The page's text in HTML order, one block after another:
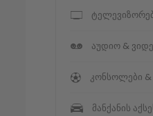
აუდიო &
კონსოლები &
მანქანის